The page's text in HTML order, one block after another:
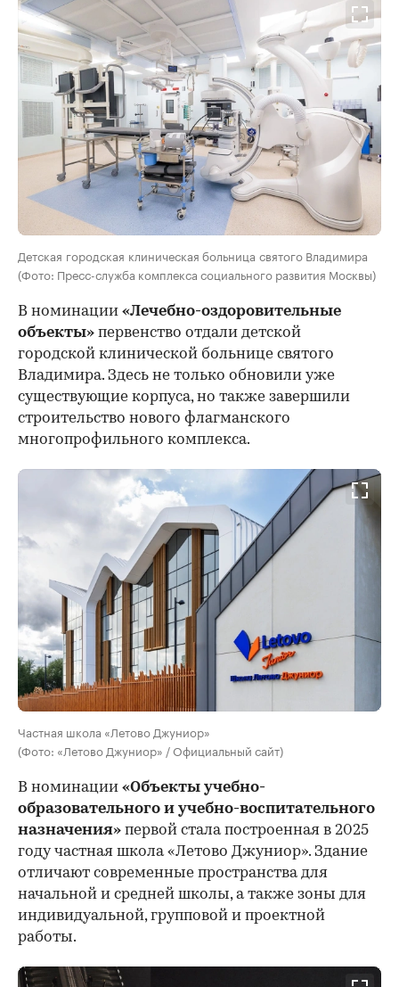
Детская городская клиническая больница святого Владимира
(Фото: Пресс-служба комплекса социального развития Москвы)
В номинации «Лечебно-оздоровительные
объекты» первенство отдали детской
городской клинической больнице святого
Владимира. Здесь не только обновили уже
существующие корпуса, но также завершили
строительство нового флагманского
многопрофильного комплекса.
Частная школа «Летово Джуниор»
(Фото: «Летово Джуниор» / Официальный сайт)
В номинации «Объекты учебно-
образовательного и учебно-воспитательного
назначения» первой стала построенная в 2025
году частная школа «Летово Джуниор». Здание
отличают современные пространства для
начальной и средней школы, а также зоны для
индивидуальной, групповой и проектной
работы.